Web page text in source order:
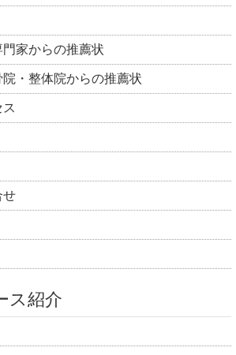
家からの推薦状
・整体院からの推薦状
せ
ス紹介